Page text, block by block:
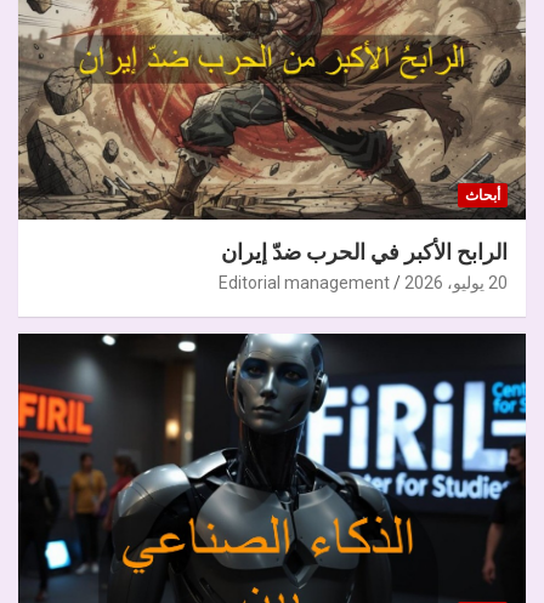
أبحاث
الرابح الأكبر في الحرب ضدّ إيران
20 يوليو، 2026 Editorial management